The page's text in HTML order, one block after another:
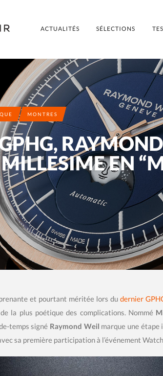
ACTUALITÉS SÉLECTIONS
MONTRES
EN
et pourtant méritée lors du dernier
la plus poétique des complications. Nommé
temps signé Raymond Weil marque une étape
sa première participation à l’événement